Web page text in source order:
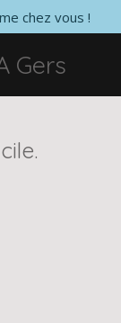
Gers
chez vous !